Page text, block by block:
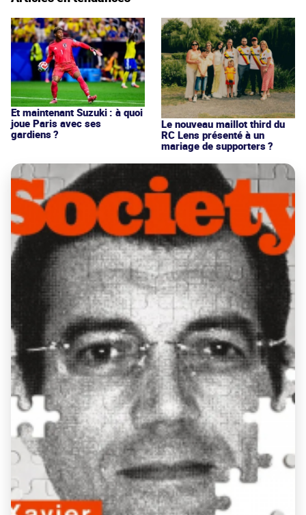
Et maintenant Suzuki : à quoi
joue Paris avec ses
gardiens ?
Le nouveau maillot third du
RC Lens présenté à un
mariage de supporters ?